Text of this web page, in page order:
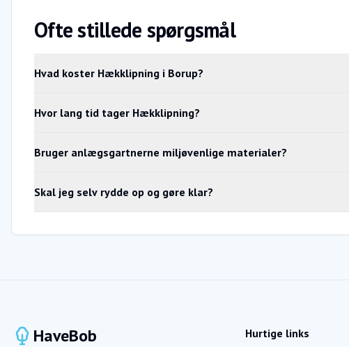
Ofte stillede spørgsmål
Hvad koster Hækklipning i Borup?
Hvor lang tid tager Hækklipning?
Bruger anlægsgartnerne miljøvenlige materialer?
Skal jeg selv rydde op og gøre klar?
HaveBob Hurtige links